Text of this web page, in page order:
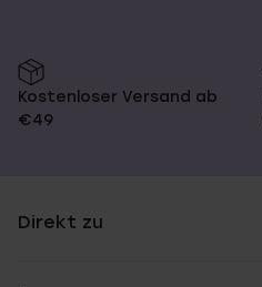
Kostenloser Versand ab
€49
Direkt zu